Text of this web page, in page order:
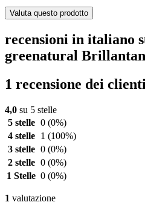
Valuta questo prodotto
recensioni in italiano
greenatural
1 recensione dei
4,0 su 5 stelle
5 stelle 0 (0%)
4 stelle
1 (100%)
3 stelle 0 (0%)
2 stelle 0 (0%)
1 Stelle 0 (0%)
1 valutazione